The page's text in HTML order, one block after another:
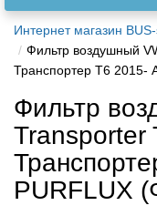
Интернет магазин
Фильтр воздушный
Транспортер Т6 2015-
Фильтр
Transporter
PURFLUX